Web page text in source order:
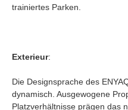
trainiertes Parken.
Exterieur:
Die Designsprache des
dynamisch. Ausgewogene
Platzverhältnisse prägen das